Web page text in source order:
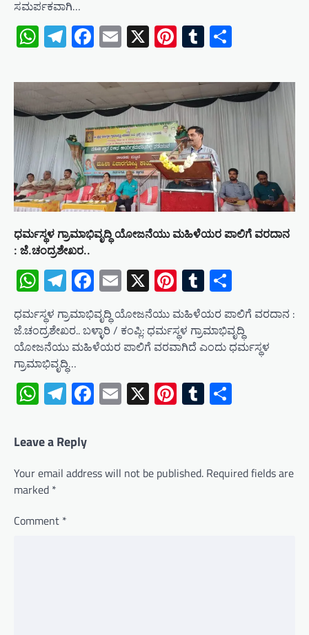
ಸಮರ್ಪಕವಾಗಿ…
WhatsApp
Telegram
Facebook
Email
X Pinterest
Tumblr
ಧರ್ಮಸ್ಥಳ ಗ್ರಾಮಾಭಿವೃದ್ಧಿ ಯೋಜನೆಯು ಮಹಿಳೆಯರ ಪಾಲಿಗೆ ವರದಾನ
: ಜೆ.ಚಂದ್ರಶೇಖರ..
WhatsApp
Telegram
Facebook
Email
X Pinterest
Tumblr
ಧರ್ಮಸ್ಥಳ ಗ್ರಾಮಾಭಿವೃದ್ಧಿ ಯೋಜನೆಯು ಮಹಿಳೆಯರ ಪಾಲಿಗೆ ವರದಾನ :
ಜೆ.ಚಂದ್ರಶೇಖರ.. ಬಳ್ಳಾರಿ / ಕಂಪ್ಲಿ: ಧರ್ಮಸ್ಥಳ ಗ್ರಾಮಾಭಿವೃದ್ಧಿ
ಯೋಜನೆಯು ಮಹಿಳೆಯರ ಪಾಲಿಗೆ ವರವಾಗಿದೆ ಎಂದು ಧರ್ಮಸ್ಥಳ
ಗ್ರಾಮಾಭಿವೃದ್ಧಿ…
WhatsApp
Telegram
Facebook
Email
X Pinterest
Tumblr
Leave a Reply
Your email address will not be published. Required fields are
marked *
Comment *